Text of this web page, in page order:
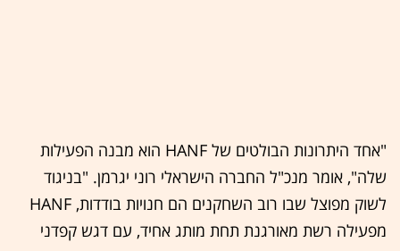
"אחד היתרונות הבולטים של HANF הוא מבנה הפעילות
שלה", אומר מנכ"ל החברה הישראלי רוני יגרמן. "בניגוד
לשוק מפוצל שבו רוב השחקנים הם חנויות בודדות, HANF
מפעילה רשת מאורגנת תחת מותג אחיד, עם דגש קפדני